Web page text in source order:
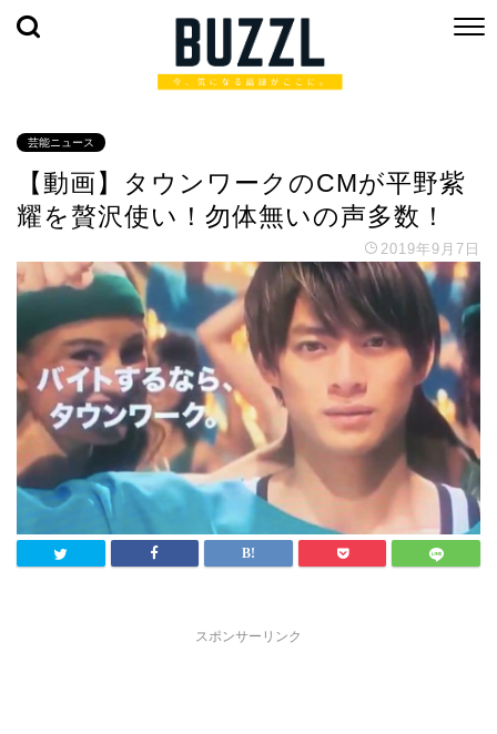
芸能ニュース
【動画】タウンワークのCMが平野紫
耀を贅沢使い！勿体無いの声多数！
2019年9月7日
スポンサーリンク